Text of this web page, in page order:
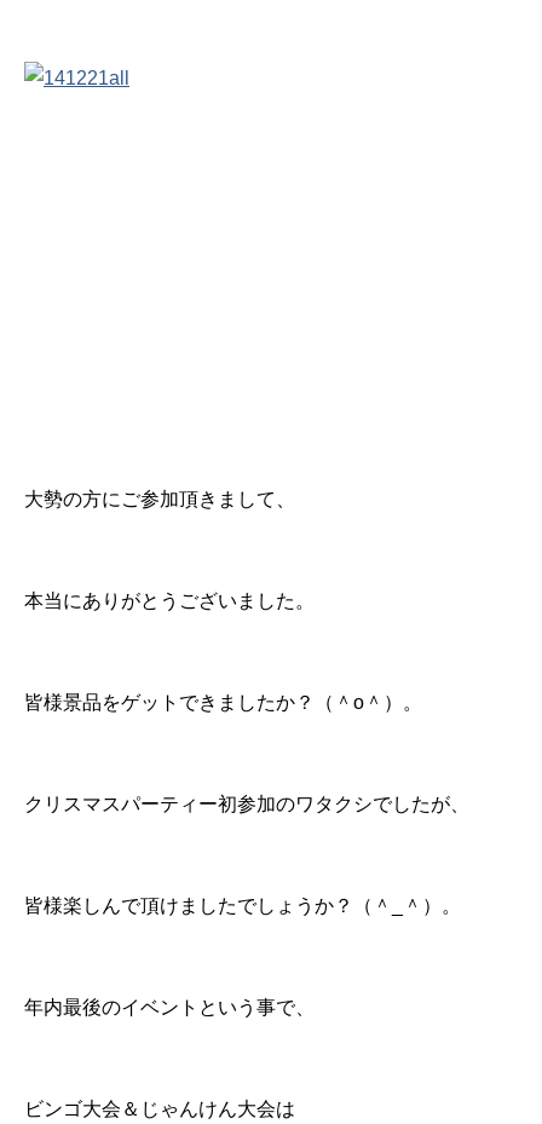
大勢の方にご参加頂きまして、
本当にありがとうございました。
皆様景品をゲットできましたか？（＾o＾）。
クリスマスパーティー初参加のワタクシでしたが、
皆様楽しんで頂けましたでしょうか？（＾_＾）。
年内最後のイベントという事で、
ビンゴ大会＆じゃんけん大会は